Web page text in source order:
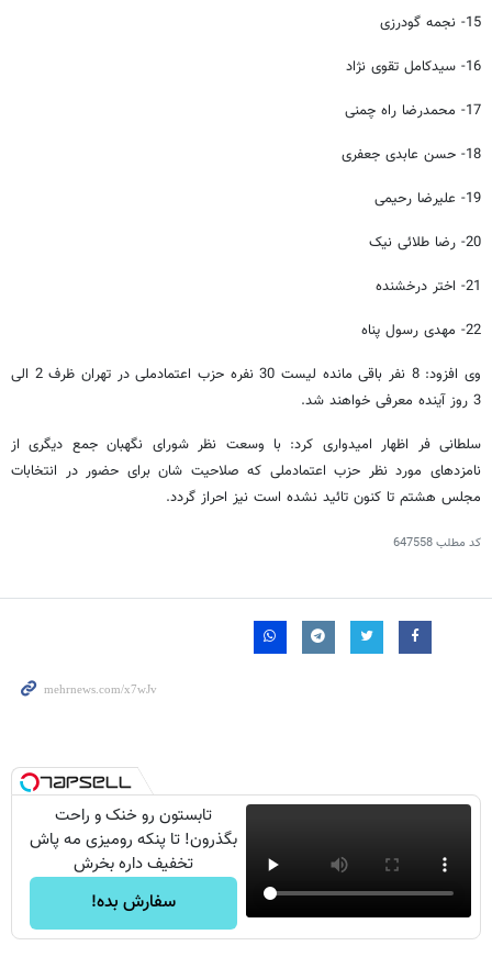
15- نجمه گودرزی
16- سیدکامل تقوی نژاد
17- محمدرضا راه چمنی
18- حسن عابدی جعفری
19- علیرضا رحیمی
20- رضا طلائی نیک
21- اختر درخشنده
22- مهدی رسول پناه
وی افزود: 8 نفر باقی مانده لیست 30 نفره حزب اعتمادملی در تهران ظرف 2 الی
3 روز آینده معرفی خواهند شد.
سلطانی فر اظهار امیدواری کرد: با وسعت نظر شورای نگهبان جمع دیگری از
نامزدهای مورد نظر حزب اعتمادملی که صلاحیت شان برای حضور در انتخابات
مجلس هشتم تا کنون تائید نشده است نیز احراز گردد.
کد مطلب647558
تابستون رو خنک و راحت
بگذرون! تا پنکه رومیزی مه پاش
تخفیف داره بخرش
سفارش بده!